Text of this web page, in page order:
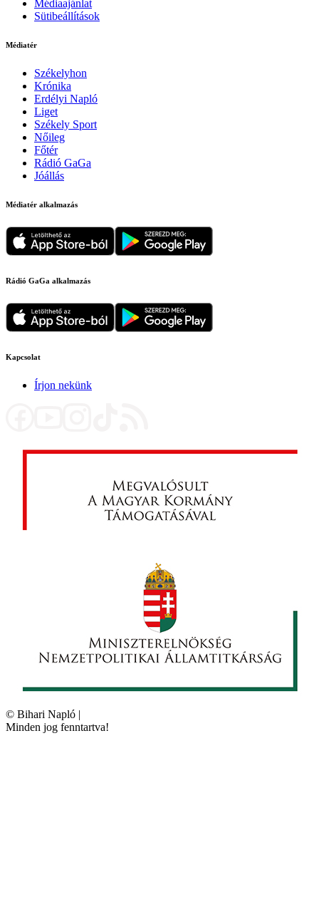
Médiaajánlat
Sütibeállítások
Médiatér
Székelyhon
Krónika
Erdélyi Napló
Liget
Székely Sport
Nőileg
Főtér
Rádió GaGa
Jóállás
Médiatér alkalmazás
Rádió GaGa alkalmazás
Kapcsolat
Írjon nekünk
© Bihari Napló |
Minden jog fenntartva!